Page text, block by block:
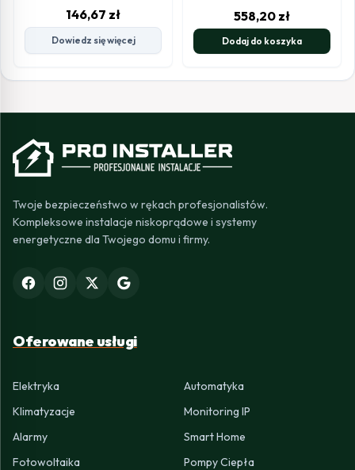
146,67 zł
Dowiedz się więcej
558,20 zł
Dodaj do koszyka
Twoje bezpieczeństwo w rękach profesjonalistów.
Kompleksowe instalacje niskoprądowe i systemy
energetyczne dla Twojego domu i firmy.
Oferowane usługi
Elektryka
Automatyka
Klimatyzacje
Monitoring IP
Alarmy
Smart Home
Fotowoltaika
Pompy Ciepła